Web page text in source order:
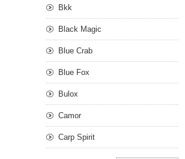
Bkk
Black Magic
Blue Crab
Blue Fox
Bulox
Camor
Carp Spirit